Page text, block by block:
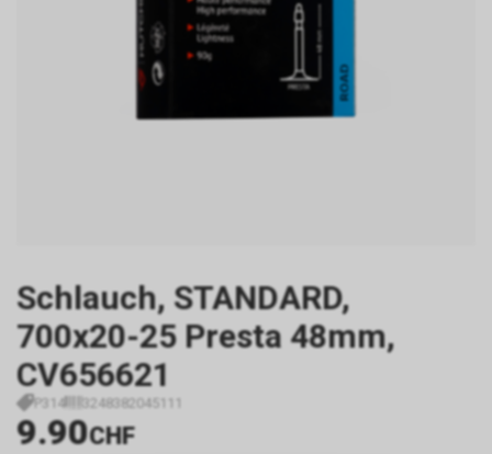
Schlauch, STANDARD,
700x20-25 Presta 48mm,
CV656621
P314 3248382045111
9.90CHF